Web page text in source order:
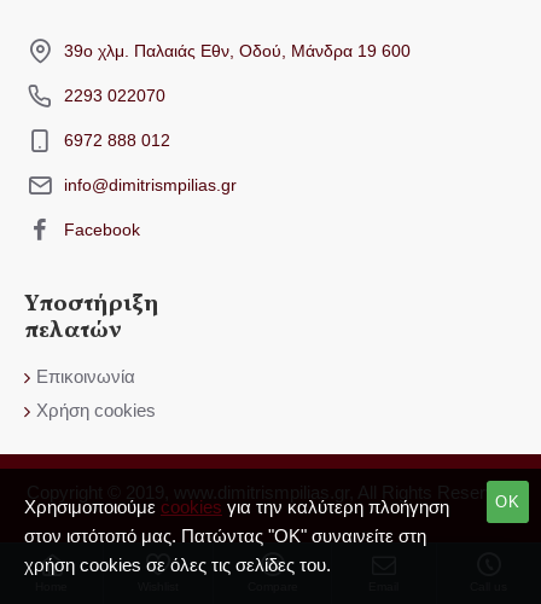
39ο χλμ. Παλαιάς Εθν, Οδού, Μάνδρα 19 600
2293 022070
6972 888 012
info@dimitrismpilias.gr
Facebook
Υποστήριξη
πελατών
Επικοινωνία
Χρήση cookies
Copyright © 2019, www.dimitrismpilias.gr, All Rights Reserved
OK
Χρησιμοποιούμε cookies για την καλύτερη πλοήγηση
στον ιστότοπό μας. Πατώντας "OK" συναινείτε στη
χρήση cookies σε όλες τις σελίδες του.